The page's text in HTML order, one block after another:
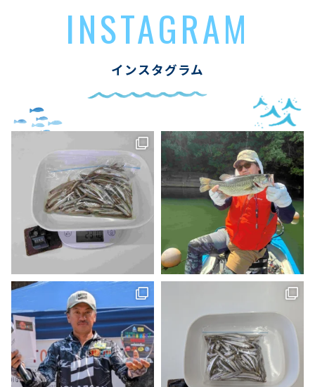
INSTAGRAM
インスタグラム